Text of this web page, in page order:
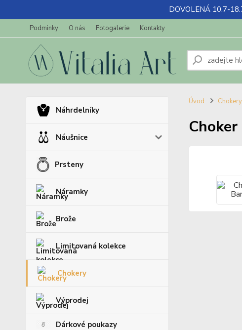
DOVOLENÁ 10.7-
Podminky O nás Fotogalerie Kontakty
Náhrdelníky
Náušnice
Prsteny
Náramky
Brože
Limitovaná kolekce
Chokery
Výprodej
Dárkové poukazy
Úvod Chokery